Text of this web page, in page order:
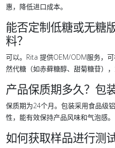
惠，降低进口成本。
能否定制低糖或无糖
料？
可以。Rita 提供OEM/ODM服务，
然代糖（如赤藓糖醇、甜菊糖苷），
产品保质期多久？包
保质期为24个月。包装采用食品级
性，能有效保持产品风味和气泡感。
如何获取样品进行测